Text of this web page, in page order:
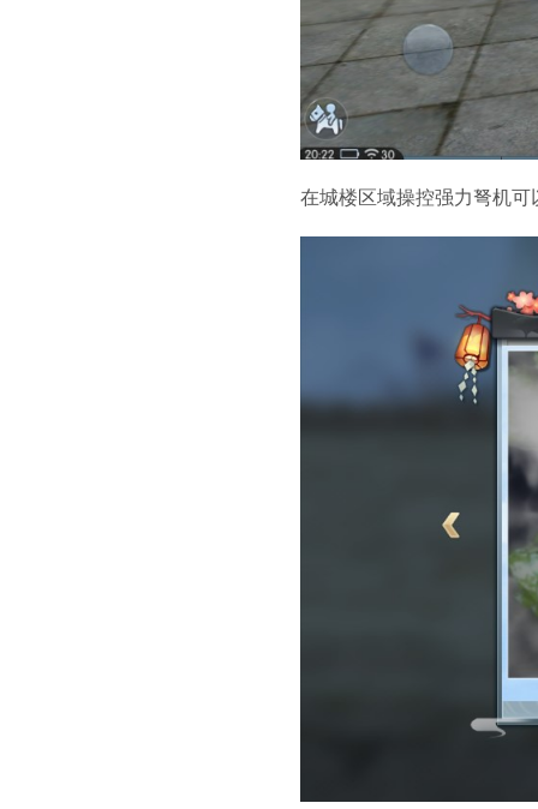
在城楼区域操控强力弩机